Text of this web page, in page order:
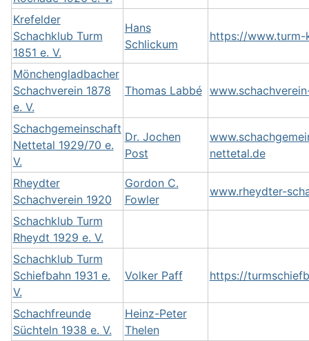
Krefelder
Schachklub Turm
1851 e. V.
Hans
Schlickum
https://www.turm-
Mönchengladbacher
Schachverein 1878
e. V.
Thomas Labbé
Schachgemeinschaft
Nettetal 1929/70 e.
V.
Dr. Jochen
Post
nettetal.de
Rheydter
Schachverein 1920
Gordon C.
Fowler
www.rheydter-
Schachklub Turm
Rheydt 1929 e. V.
Schachklub Turm
Schiefbahn 1931 e.
V.
Volker Paff https://
Schachfreunde
Süchteln 1938 e. V.
Heinz-Peter
Thelen